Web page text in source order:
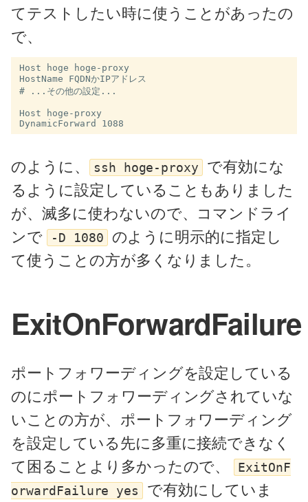
てテストしたい時に使うことがあったの
で、
Host hoge hoge-proxy
HostName FQDNかIPアドレス
# ...その他の設定...
Host hoge-proxy
のように、 ssh hoge-proxy
で有効にな
るように設定していることもありました
が、滅多に使わないので、コマンドライ
ンで
-D 1080 のように明示的に指定し
て使うことの方が多くなりました。
ExitOnForwardFailure
ポートフォワーディングを設定している
のにポートフォワーディングされていな
いことの方が、ポートフォワーディング
を設定している先に多重に接続できなく
て困ることより多かったので、 ExitOnF
orwardFailure yes
で有効にしていま